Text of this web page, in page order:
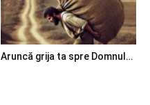
Aruncă grija ta spre Domnul…